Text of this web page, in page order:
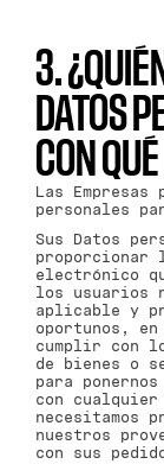
3.
DATOS
CON
Las
personales
Sus Datos
proporcionar
electrónico
los usuarios
aplicable y
oportunos,
cumplir con
de bienes o
para
con
necesitamos
nuestros
con sus